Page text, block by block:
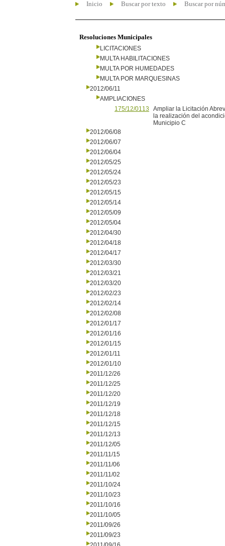
Inicio Buscar por texto Buscar por
Resoluciones Municipales
LICITACIONES
MULTA HABILITACIONES
MULTA POR HUMEDADES
MULTA POR MARQUESINAS
2012/06/11
AMPLIACIONES
175/12/0113
Ampliar la Licitación
la realización del
Municipio C
2012/06/08
2012/06/07
2012/06/04
2012/05/25
2012/05/24
2012/05/23
2012/05/15
2012/05/14
2012/05/09
2012/05/04
2012/04/30
2012/04/18
2012/04/17
2012/03/30
2012/03/21
2012/03/20
2012/02/23
2012/02/14
2012/02/08
2012/01/17
2012/01/16
2012/01/15
2012/01/11
2012/01/10
2011/12/26
2011/12/25
2011/12/20
2011/12/19
2011/12/18
2011/12/15
2011/12/13
2011/12/05
2011/11/15
2011/11/06
2011/11/02
2011/10/24
2011/10/23
2011/10/16
2011/10/05
2011/09/26
2011/09/23